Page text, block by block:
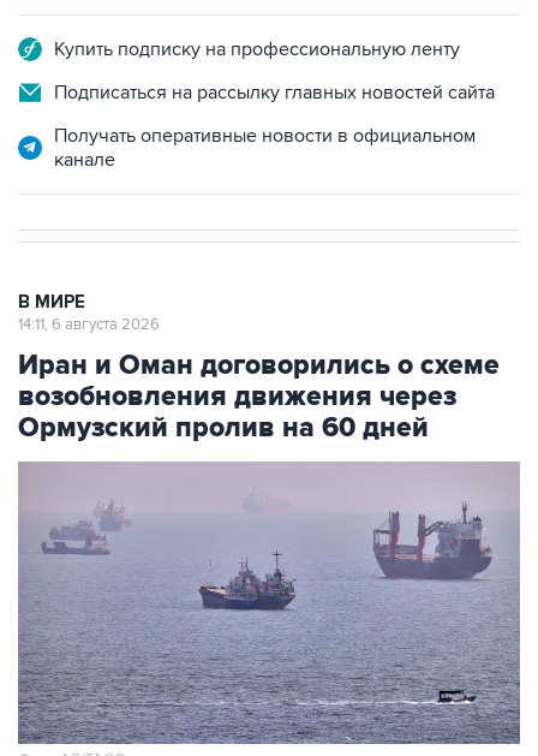
Купить подписку на профессиональную ленту
Подписаться на рассылку главных новостей сайта
Получать оперативные новости в официальном
канале
В МИРЕ
14:11, 6 августа 2026
Иран и Оман договорились о схеме
возобновления движения через
Ормузский пролив на 60 дней